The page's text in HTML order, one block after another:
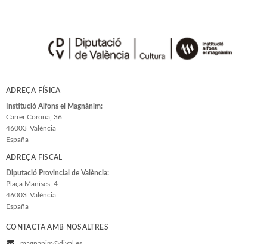
Veure-les totes... (33)
COL·LECCIONS
Adés & Ara
Antologies
Arquitectura y Urbanismo
Biblioteca d'Autors Teatrals
ADREÇA FÍSICA
Institució Alfons el Magnànim:
Carrer Corona, 36
46003 València
España
ADREÇA FISCAL
Diputació Provincial de València:
Plaça Manises, 4
46003 València
España
CONTACTA AMB NOSALTRES